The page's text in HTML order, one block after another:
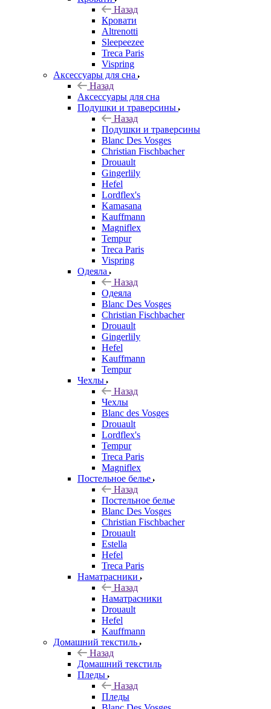
Назад
Кровати
Altrenotti
Sleepeezee
Treca Paris
Vispring
Аксессуары для сна
Назад
Аксессуары для сна
Подушки и траверсины
Назад
Подушки и траверсины
Blanc Des Vosges
Christian Fischbacher
Drouault
Gingerlily
Hefel
Lordflex's
Kamasana
Kauffmann
Magniflex
Tempur
Treca Paris
Vispring
Одеяла
Назад
Одеяла
Blanc Des Vosges
Christian Fischbacher
Drouault
Gingerlily
Hefel
Kauffmann
Tempur
Чехлы
Назад
Чехлы
Blanc des Vosges
Drouault
Lordflex's
Tempur
Treca Paris
Magniflex
Постельное белье
Назад
Постельное белье
Blanc Des Vosges
Christian Fischbacher
Drouault
Estella
Hefel
Treca Paris
Наматрасники
Назад
Наматрасники
Drouault
Hefel
Kauffmann
Домашний текстиль
Назад
Домашний текстиль
Пледы
Назад
Пледы